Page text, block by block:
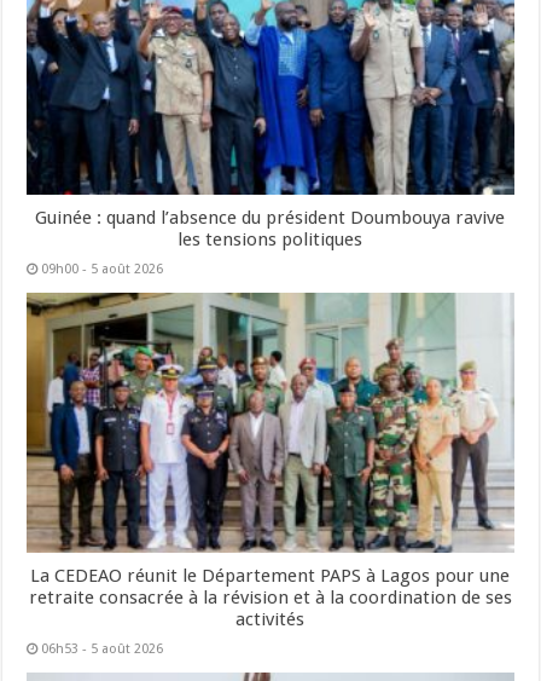
Guinée : quand l’absence du président Doumbouya ravive
les tensions politiques
09h00 - 5 août 2026
La CEDEAO réunit le Département PAPS à Lagos pour une
retraite consacrée à la révision et à la coordination de ses
activités
06h53 - 5 août 2026